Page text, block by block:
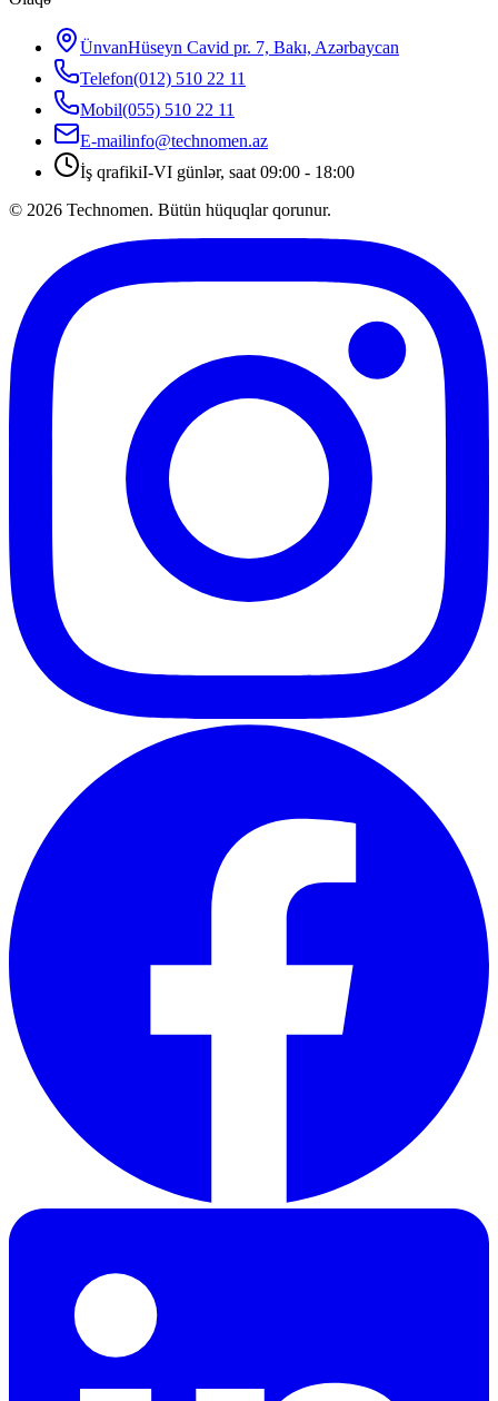
ÜnvanHüseyn Cavid pr. 7, Bakı, Azərbaycan
Telefon(012) 510 22 11
Mobil(055) 510 22 11
E-mailinfo@technomen.az
İş qrafikiI-VI günlər, saat 09:00 - 18:00
© 2026 Technomen. Bütün hüquqlar qorunur.